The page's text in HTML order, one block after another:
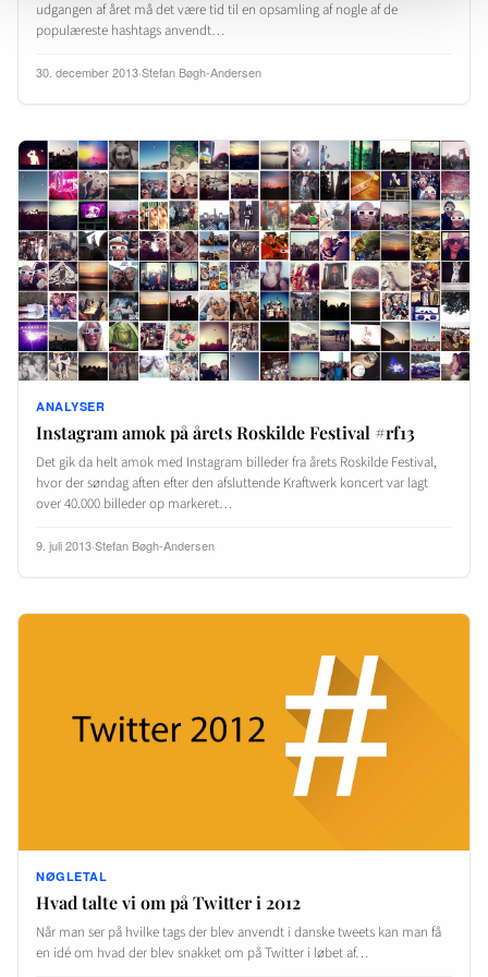
udgangen af året må det være tid til en opsamling af nogle af de
populæreste hashtags anvendt…
30. december 2013·Stefan Bøgh-Andersen
ANALYSER
Instagram amok på årets Roskilde Festival #rf13
Det gik da helt amok med Instagram billeder fra årets Roskilde Festival,
hvor der søndag aften efter den afsluttende Kraftwerk koncert var lagt
over 40.000 billeder op markeret…
9. juli 2013·Stefan Bøgh-Andersen
NØGLETAL
Hvad talte vi om på Twitter i 2012
Når man ser på hvilke tags der blev anvendt i danske tweets kan man få
en idé om hvad der blev snakket om på Twitter i løbet af…